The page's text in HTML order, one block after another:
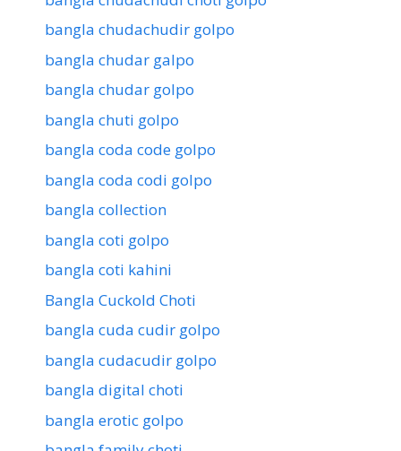
bangla chudachudir golpo
bangla chudar galpo
bangla chudar golpo
bangla chuti golpo
bangla coda code golpo
bangla coda codi golpo
bangla collection
bangla coti golpo
bangla coti kahini
Bangla Cuckold Choti
bangla cuda cudir golpo
bangla cudacudir golpo
bangla digital choti
bangla erotic golpo